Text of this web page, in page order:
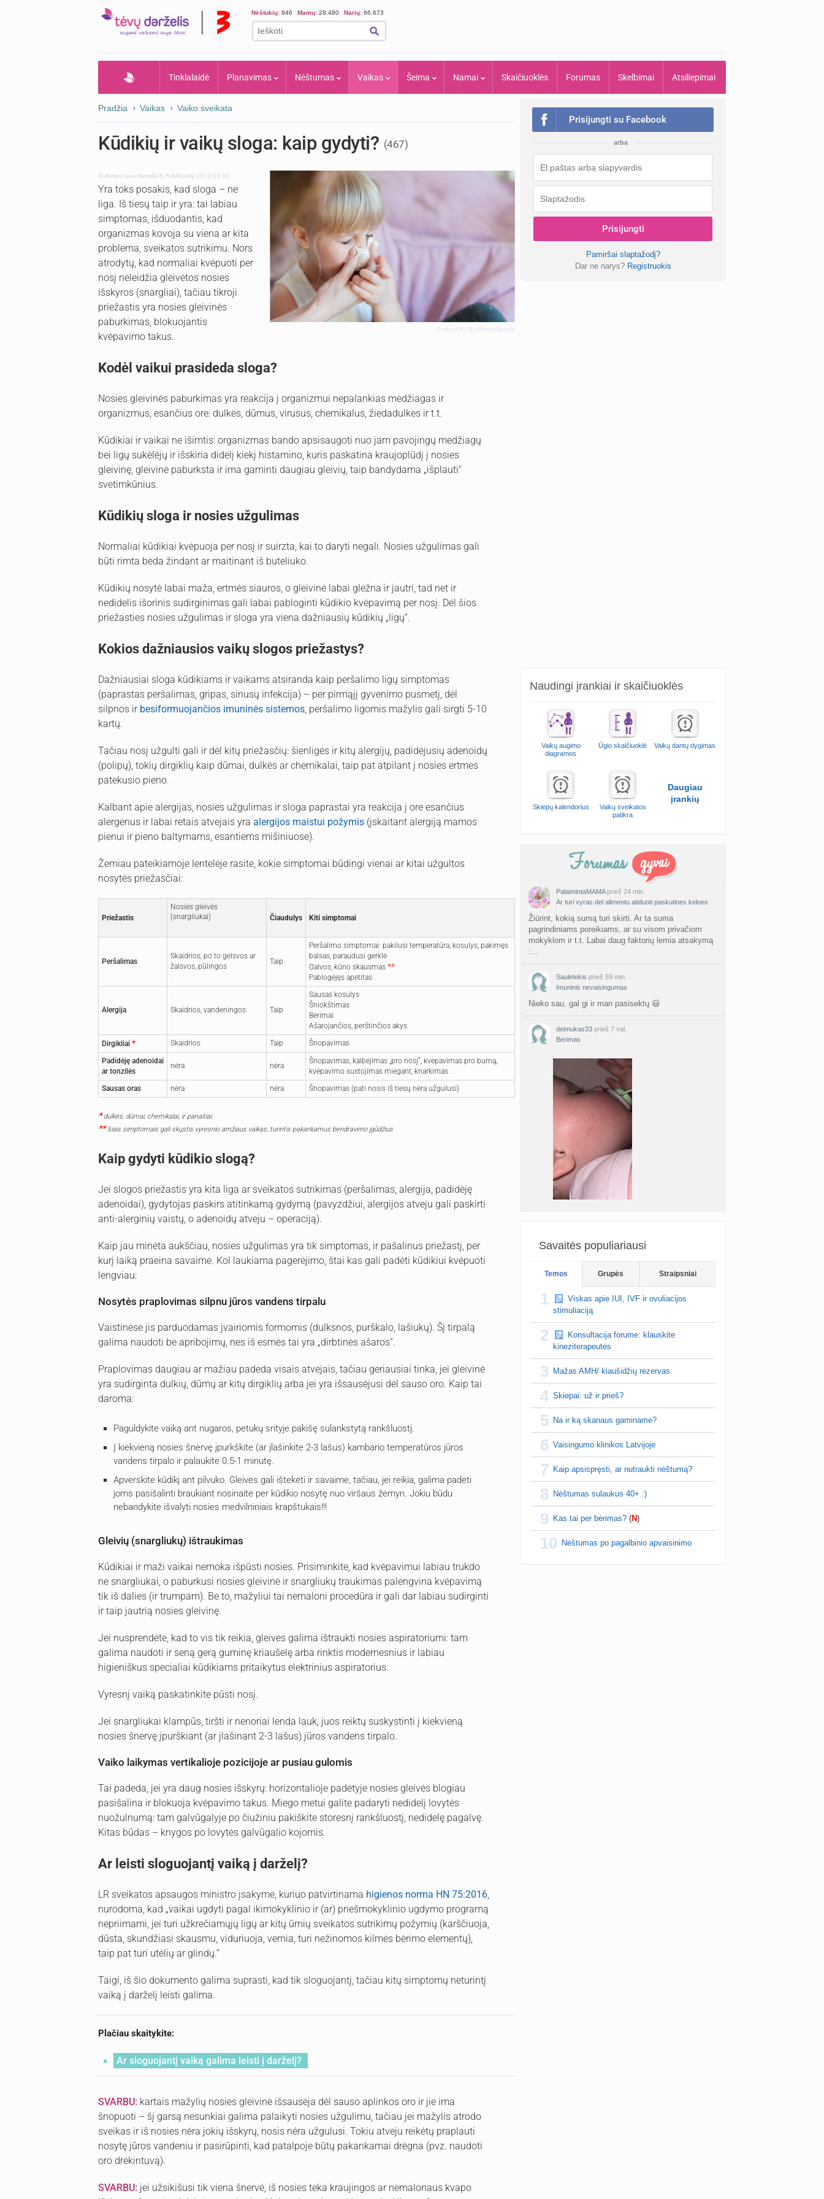
Nėštukių: 946 Mamų: 28.480 Narių: 66.673
Tinklalaidė Planavimas Nėštumas Vaikas Šeima Namai Skaičiuoklės Forumas Skelbimai Atsiliepimai
Pradžia Vaikas Vaiko sveikata
Kūdikių ir vaikų sloga: kaip gydyti? (467)
Autorius:tevu-darzelis.lt Publikuota: 2012-03-30
Gorlov-KV | Shutterstock.com
Yra toks posakis, kad sloga – ne
liga. Iš tiesų taip ir yra: tai labiau
simptomas, išduodantis, kad
organizmas kovoja su viena ar kita
problema, sveikatos sutrikimu. Nors
atrodytų, kad normaliai kvėpuoti per
nosį neleidžia gleivėtos nosies
išskyros (snargliai), tačiau tikroji
priežastis yra nosies gleivinės
paburkimas, blokuojantis
kvėpavimo takus.
Kodėl vaikui prasideda sloga?
Nosies gleivinės paburkimas yra reakcija į organizmui nepalankias medžiagas ir
organizmus, esančius ore: dulkes, dūmus, virusus, chemikalus, žiedadulkes ir t.t.
Kūdikiai ir vaikai ne išimtis: organizmas bando apsisaugoti nuo jam pavojingų medžiagų
bei ligų sukėlėjų ir išskiria didelį kiekį histamino, kuris paskatina kraujoplūdį į nosies
gleivinę, gleivinė paburksta ir ima gaminti daugiau gleivių, taip bandydama „išplauti“
svetimkūnius.
Kūdikių sloga ir nosies užgulimas
Normaliai kūdikiai kvėpuoja per nosį ir suirzta, kai to daryti negali. Nosies užgulimas gali
būti rimta bėda žindant ar maitinant iš buteliuko.
Kūdikių nosytė labai maža, ertmės siauros, o gleivinė labai gležna ir jautri, tad net ir
nedidelis išorinis sudirginimas gali labai pabloginti kūdikio kvėpavimą per nosį. Dėl šios
priežasties nosies užgulimas ir sloga yra viena dažniausių kūdikių „ligų“.
Kokios dažniausios vaikų slogos priežastys?
Dažniausiai sloga kūdikiams ir vaikams atsiranda kaip peršalimo ligų simptomas
(paprastas peršalimas, gripas, sinusų infekcija) – per pirmąjį gyvenimo pusmetį, dėl
silpnos ir besiformuojančios imuninės sistemos, peršalimo ligomis mažylis gali sirgti 5-10
kartų.
Tačiau nosį užgulti gali ir dėl kitų priežasčių: šienligės ir kitų alergijų, padidėjusių adenoidų
(polipų), tokių dirgiklių kaip dūmai, dulkės ar chemikalai, taip pat atpilant į nosies ertmes
patekusio pieno.
Kalbant apie alergijas, nosies užgulimas ir sloga paprastai yra reakcija į ore esančius
alergenus ir labai retais atvejais yra alergijos maistui požymis (įskaitant alergiją mamos
pienui ir pieno baltymams, esantiems mišiniuose).
Žemiau pateikiamoje lentelėje rasite, kokie simptomai būdingi vienai ar kitai užgultos
nosytės priežasčiai:
Priežastis
Nosies gleivės
(snargliukai)
Čiaudulys Kiti simptomai
Peršalimas
Skaidrios, po to gelsvos ar
žalsvos, pūlingos
Taip
Peršalimo simptomai: pakilusi temperatūra, kosulys, pakimęs
balsas, paraudusi gerklė
Galvos, kūno skausmas **
Pablogėjęs apetitas
Alergija Skaidrios, vandeningos Taip
Sausas kosulys
Šniokštimas
Bėrimai
Ašarojančios, perštinčios akys
Dirgikliai * Skaidrios Taip Šnopavimas
Padidėję adenoidai
ar tonzilės
nėra nėra
Šnopavimas, kalbėjimas „pro nosį“, kvėpavimas pro burną,
kvėpavimo sustojimas miegant, knarkimas
Sausas oras
nėra nėra Šnopavimas (pati nosis iš tiesų nėra užgulusi)
* dulkės, dūmai, chemikalai, ir panašiai.
**šiais simptomais gali skųstis vyresnio amžiaus vaikas, turintis pakankamus bendravimo įgūdžius
Kaip gydyti kūdikio slogą?
Jei slogos priežastis yra kita liga ar sveikatos sutrikimas (peršalimas, alergija, padidėję
adenoidai), gydytojas paskirs atitinkamą gydymą (pavyzdžiui, alergijos atveju gali paskirti
anti-alerginių vaistų, o adenoidų atveju – operaciją).
Kaip jau minėta aukščiau, nosies užgulimas yra tik simptomas, ir pašalinus priežastį, per
kurį laiką praeina savaime. Kol laukiama pagerėjimo, štai kas gali padėti kūdikiui kvėpuoti
lengviau:
Nosytės praplovimas silpnu jūros vandens tirpalu
Vaistinėse jis parduodamas įvairiomis formomis (dulksnos, purškalo, lašiukų). Šį tirpalą
galima naudoti be apribojimų, nes iš esmės tai yra „dirbtinės ašaros“.
Praplovimas daugiau ar mažiau padeda visais atvejais, tačiau geriausiai tinka, jei gleivinė
yra sudirginta dulkių, dūmų ar kitų dirgiklių arba jei yra išsausėjusi dėl sauso oro. Kaip tai
daroma:
Paguldykite vaiką ant nugaros, petukų srityje pakišę sulankstytą rankšluostį.
Į kiekvieną nosies šnervę įpurkškite (ar įlašinkite 2-3 lašus) kambario temperatūros jūros
vandens tirpalo ir palaukite 0.5-1 minutę.
Apverskite kūdikį ant pilvuko. Gleivės gali ištekėti ir savaime, tačiau, jei reikia, galima padėti
joms pasišalinti braukiant nosinaite per kūdikio nosytę nuo viršaus žemyn. Jokiu būdu
nebandykite išvalyti nosies medvilniniais krapštukais!!!
Gleivių (snargliukų) ištraukimas
Kūdikiai ir maži vaikai nemoka išpūsti nosies. Prisiminkite, kad kvėpavimui labiau trukdo
ne snargliukai, o paburkusi nosies gleivinė ir snargliukų traukimas palengvina kvėpavimą
tik iš dalies (ir trumpam). Be to, mažyliui tai nemaloni procedūra ir gali dar labiau sudirginti
ir taip jautrią nosies gleivinę.
Jei nusprendėte, kad to vis tik reikia, gleives galima ištraukti nosies aspiratoriumi: tam
galima naudoti ir seną gerą guminę kriaušelę arba rinktis modernesnius ir labiau
higieniškus specialiai kūdikiams pritaikytus elektrinius aspiratorius.
Vyresnį vaiką paskatinkite pūsti nosį.
Jei snargliukai klampūs, tiršti ir nenoriai lenda lauk, juos reiktų suskystinti į kiekvieną
nosies šnervę įpurškiant (ar įlašinant 2-3 lašus) jūros vandens tirpalo.
Vaiko laikymas vertikalioje pozicijoje ar pusiau gulomis
Tai padeda, jei yra daug nosies išskyrų: horizontalioje padėtyje nosies gleivės blogiau
pasišalina ir blokuoja kvėpavimo takus. Miego metui galite padaryti nedidelį lovytės
nuožulnumą: tam galvūgalyje po čiužiniu pakiškite storesnį rankšluostį, nedidelę pagalvę.
Kitas būdas – knygos po lovytės galvūgalio kojomis.
Ar leisti sloguojantį vaiką į darželį?
LR sveikatos apsaugos ministro įsakyme, kuriuo patvirtinama higienos norma HN 75:2016
nurodoma, kad „vaikai ugdyti pagal ikimokyklinio ir (ar) priešmokyklinio ugdymo programą
nepriimami, jei turi užkrečiamųjų ligų ar kitų ūmių sveikatos sutrikimų požymių (karščiuoja,
dūsta, skundžiasi skausmu, viduriuoja, vemia, turi nežinomos kilmės bėrimo elementų),
taip pat turi utėlių ar glindų.“
Taigi, iš šio dokumento galima suprasti, kad tik sloguojantį, tačiau kitų simptomų neturintį
vaiką į darželį leisti galima.
Plačiau skaitykite:
Ar sloguojantį vaiką galima leisti į darželį?
SVARBU: kartais mažylių nosies gleivinė išsausėja dėl sauso aplinkos oro ir jie ima
šnopuoti – šį garsą nesunkiai galima palaikyti nosies užgulimu, tačiau jei mažylis atrodo
sveikas ir iš nosies nėra jokių išskyrų, nosis nėra užgulusi. Tokiu atveju reikėtų praplauti
nosytę jūros vandeniu ir pasirūpinti, kad patalpoje būtų pakankamai drėgna (pvz. naudoti
oro drėkintuvą).
SVARBU: jei užsikišusi tik viena šnervė, iš nosies teka kraujingos ar nemalonaus kvapo
Prisijungti su Facebook
arba
Prisijungti
Pamiršai slaptažodį?
Dar ne narys? Registruokis
Naudingi įrankiai ir skaičiuoklės
Vaikų augimo
diagramos
Ūgio skaičiuoklė Vaikų dantų dygimas
Skiepų kalendorius
Vaikų sveikatos
patikra
Daugiau
įrankių
PalaimintaMAMA prieš 24 min.
Ar turi vyras del alimentu atiduoti paskutines kelnes
Žiūrint, kokią sumą turi skirti. Ar ta suma
pagrindiniams poreikiams, ar su visom privačiom
mokyklom ir t.t. Labai daug faktorių lemia atsakymą
:…
Saulėtekis prieš 59 min.
Imuninis nevaisingumas
Nieko sau, gal gi ir man pasisektų 😃
deimukas33 prieš 7 val.
Berimas
siksnyteee prieš 8 val.
Pakomentuokit moterys.
Savaitės populiariausi
Temos Grupės Straipsniai
1
Viskas apie IUI, IVF ir ovuliacijos
stimuliaciją
2
Konsultacija forume: klauskite
kineziterapeutės
3 Mažas AMH/ kiaušidžių rezervas
4 Skiepai: už ir prieš?
5 Na ir ką skanaus gaminame?
6 Vaisingumo klinikos Latvijoje
7 Kaip apsispręsti, ar nutraukti nėštumą?
8 Nėštumas sulaukus 40+ :)
9 Kas tai per bėrimas? (N)
10 Nėštumas po pagalbinio apvaisinimo